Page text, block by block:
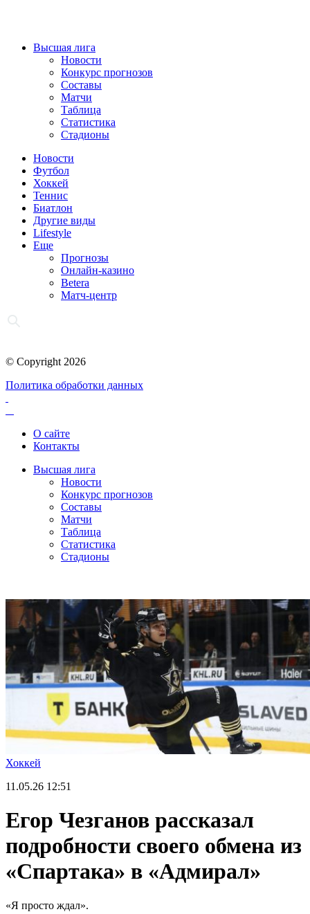
Высшая лига
Новости
Конкурс прогнозов
Составы
Матчи
Таблица
Статистика
Стадионы
Новости
Футбол
Хоккей
Теннис
Биатлон
Другие виды
Lifestyle
Еще
Прогнозы
Онлайн-казино
Betera
Матч-центр
© Copyright 2026
Политика обработки данных
О сайте
Контакты
Высшая лига
Новости
Конкурс прогнозов
Составы
Матчи
Таблица
Статистика
Стадионы
Хоккей
11.05.26 12:51
Егор Чезганов рассказал
подробности своего обмена из
«Спартака» в «Адмирал»
«Я просто ждал».